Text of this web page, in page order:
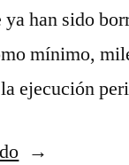
han sido
mínimo,
ejecución